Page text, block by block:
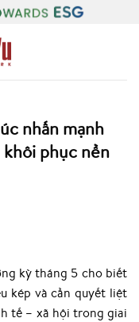
nhấn mạnh
phục nền
kỳ tháng 5 cho biết
kép và cần quyết liệt
tế – xã hội trong giai